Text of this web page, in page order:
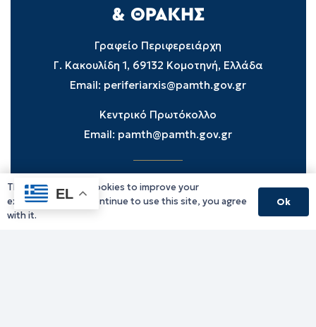
Γραφείο Περιφερειάρχη
Γ. Κακουλίδη 1, 69132 Κομοτηνή, Ελλάδα
Email: periferiarxis@pamth.gov.gr
Κεντρικό Πρωτόκολλο
Email: pamth@pamth.gov.gr
Υπηρεσίες Δράμας
Υπηρεσίες Καβάλας
EL
This website uses cookies to improve your
experience. If you continue to use this site, you agree
with it.
Ok